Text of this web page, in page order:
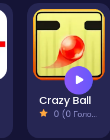
Crazy Ball
0 (0 Голосів)